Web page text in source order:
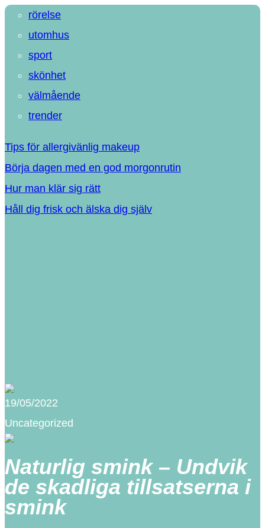
rörelse
utomhus
sport
skönhet
välmående
trender
Tips för allergivänlig makeup
Börja dagen med en god morgonrutin
Hur man klär sig rätt
Håll dig frisk och älska dig själv
19/05/2022
Uncategorized
Naturlig smink – Undvik
de skadliga tillsatserna i
smink